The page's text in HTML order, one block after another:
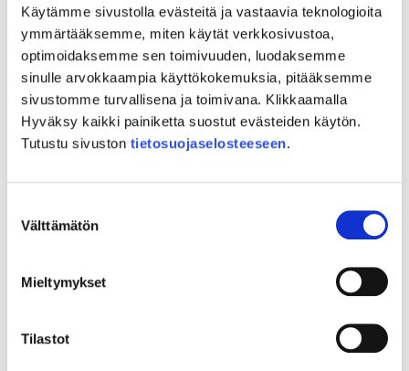
Käytämme sivustolla evästeitä ja vastaavia teknologioita
ymmärtääksemme, miten käytät verkkosivustoa,
optimoidaksemme sen toimivuuden, luodaksemme
sinulle arvokkaampia käyttökokemuksia, pitääksemme
sivustomme turvallisena ja toimivana. Klikkaamalla
Hyväksy kaikki painiketta suostut evästeiden käytön.
Tutustu sivuston tietosuojaselosteeseen.
valinta
Välttämätön
Mieltymykset
Tilastot
Maksamme tilaisuuden tarjoilut (esimerkiksi pizzat)
sekä tarvittaessa puhujan tai muut tilaisuuteen liittyvät
tarvikkeet.
Tuki on enintään 200 € / tilaisuus / toimija.
PALVELUPAKETTI TOTEUTETAAN OSANA MANU-
Projektipäällikkö